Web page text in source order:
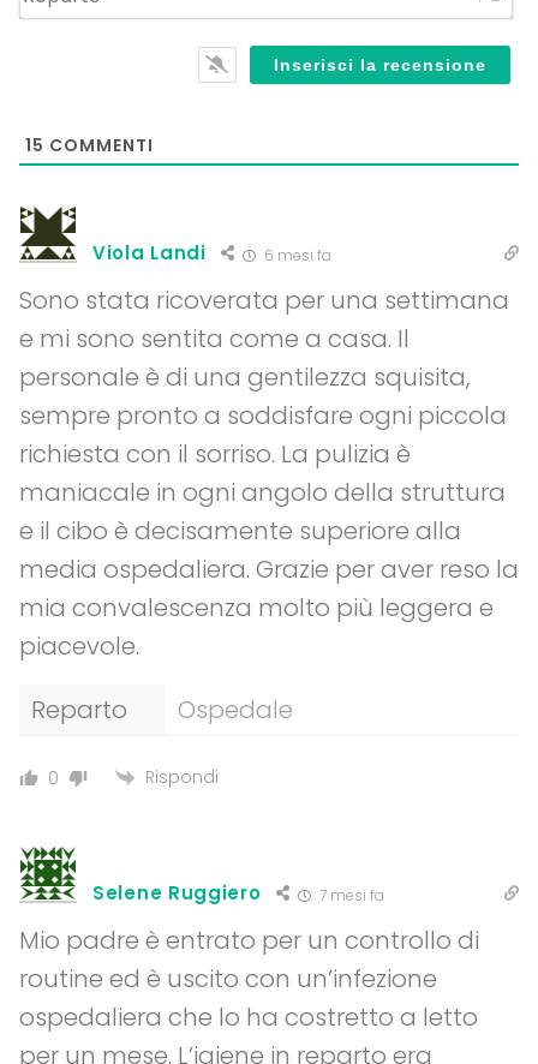
15 COMMENTI
Viola Landi 6 mesi fa
Sono stata ricoverata per una settimana
e mi sono sentita come a casa. Il
personale è di una gentilezza squisita,
sempre pronto a soddisfare ogni piccola
richiesta con il sorriso. La pulizia è
maniacale in ogni angolo della struttura
e il cibo è decisamente superiore alla
media ospedaliera. Grazie per aver reso la
mia convalescenza molto più leggera e
piacevole.
Reparto
Ospedale
0 Rispondi
Selene Ruggiero 7 mesi fa
Mio padre è entrato per un controllo di
routine ed è uscito con un’infezione
ospedaliera che lo ha costretto a letto
per un mese. L’igiene in reparto era